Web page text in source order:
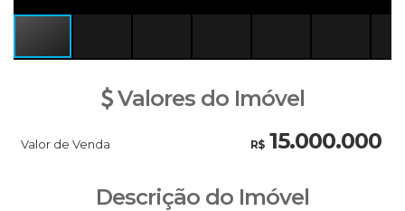
Valores do Imóvel
R$15.000.000
Valor de Venda
Descrição do Imóvel